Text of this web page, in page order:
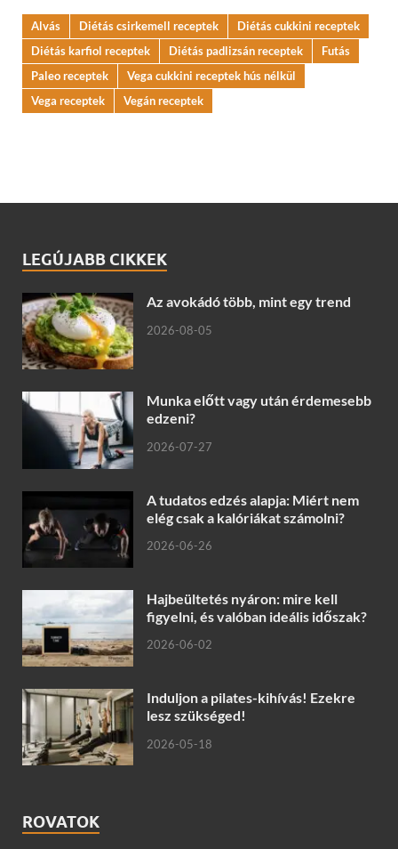
Alvás Diétás csirkemell receptek
Diétás cukkini receptek
Diétás karfiol receptek
Diétás padlizsán receptek
Futás
Paleo receptek
Vega cukkini receptek hús nélkül
Vega receptek
Vegán receptek
LEGÚJABB CIKKEK
Az avokádó több, mint egy trend
2026-08-05
Munka előtt vagy után érdemesebb
edzeni?
2026-07-27
A tudatos edzés alapja: Miért nem
elég csak a kalóriákat számolni?
2026-06-26
Hajbeültetés nyáron: mire kell
figyelni, és valóban ideális időszak?
2026-06-02
Induljon a pilates-kihívás! Ezekre
lesz szükséged!
2026-05-18
ROVATOK